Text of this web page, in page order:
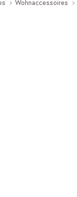
Wohnaccessoires